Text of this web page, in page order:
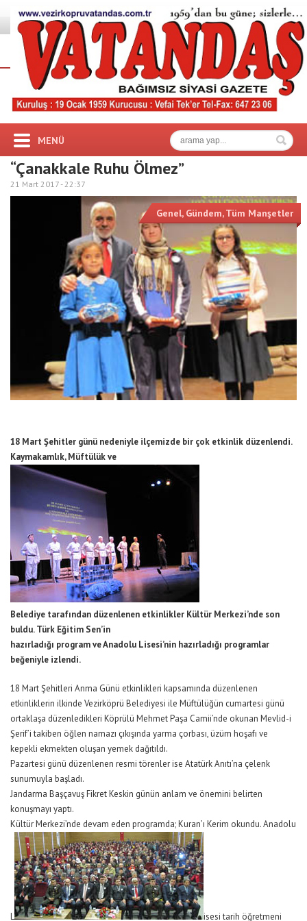
MENÜ
“Çanakkale Ruhu Ölmez”
21 Mart 2017 -22:37
Genel, Gündem,Tüm Manşetler
18 Mart Şehitler günü nedeniyle ilçemizde bir çok etkinlik düzenlendi.
Kaymakamlık, Müftülük ve
Belediye tarafından düzenlenen etkinlikler Kültür Merkezi’nde son
buldu. Türk Eğitim Sen’in
hazırladığı program ve Anadolu Lisesi’nin hazırladığı programlar
beğeniyle izlendi.
18 Mart Şehitleri Anma Günü etkinlikleri kapsamında düzenlenen
etkinliklerin ilkinde Vezirköprü Belediyesi ile Müftülüğün cumartesi günü
ortaklaşa düzenledikleri Köprülü Mehmet Paşa Camii’nde okunan Mevlid-i
Şerif’i takiben öğlen namazı çıkışında yarma çorbası, üzüm hoşafı ve
kepekli ekmekten oluşan yemek dağıtıldı.
Pazartesi günü düzenlenen resmi törenler ise Atatürk Anıtı’na çelenk
sunumuyla başladı.
Jandarma Başçavuş Fikret Keskin günün anlam ve önemini belirten
konuşmayı yaptı.
Kültür Merkezi’nde devam eden programda; Kuran’ı Kerim okundu. Anadolu
L isesi tarih öğretmeni